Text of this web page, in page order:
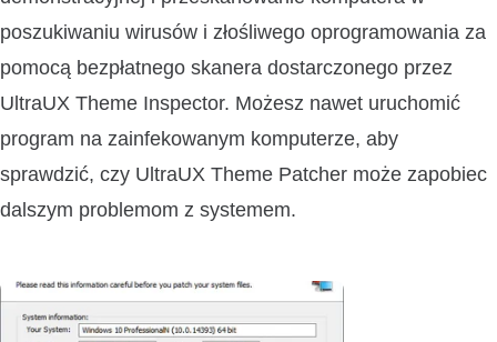
poszukiwaniu wirusów i złośliwego oprogramowania za
pomocą bezpłatnego skanera dostarczonego przez
UltraUX Theme Inspector. Możesz nawet uruchomić
program na zainfekowanym komputerze, aby
sprawdzić, czy UltraUX Theme Patcher może zapobiec
dalszym problemom z systemem.